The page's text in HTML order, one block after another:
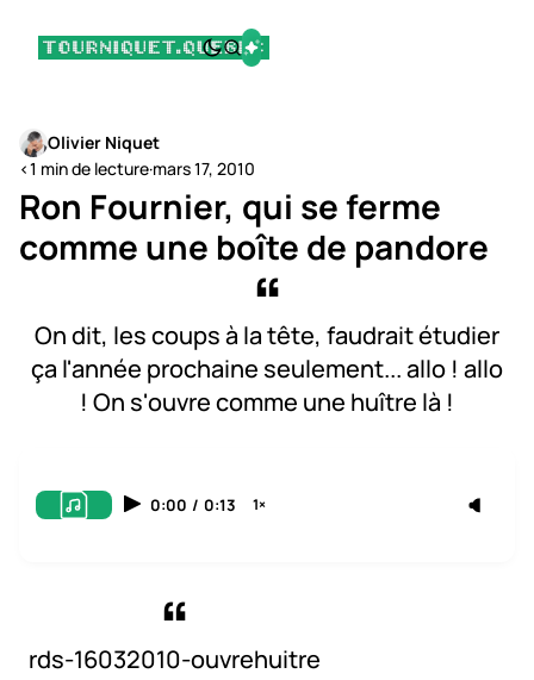
Olivier Niquet
<1 min de lecture·mars 17, 2010
Ron Fournier, qui se ferme
comme une boîte de pandore
On dit, les coups à la tête, faudrait étudier
ça l'année prochaine seulement... allo ! allo
! On s'ouvre comme une huître là !
0:00 / 0:13 1×
rds-16032010-ouvrehuitre